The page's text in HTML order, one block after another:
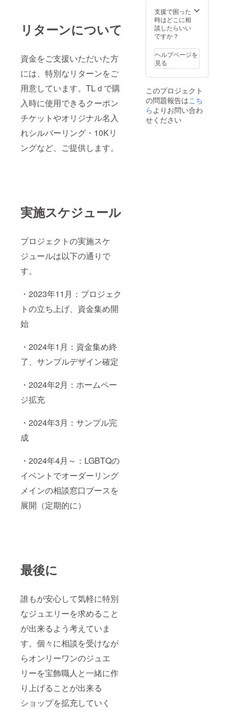
リターンについて
資金をご支援いただいた方
には、特別なリターンをご
用意しています。TLｄで購
入時に使用できるクーポン
チケットやオリジナル名入
れシルバーリング・10Kリ
ングなど、ご提供します。
実施スケジュール
プロジェクトの実施スケ
ジュールは以下の通りで
す。
・2023年11月：プロジェク
トの立ち上げ、資金集め開
始
・2024年1月：資金集め終
了、サンプルデザイン確定
・2024年2月：ホームペー
ジ拡充
・2024年3月：サンプル完
成
・2024年4月～：LGBTQの
イベントでオーダーリング
メインの相談窓口ブースを
展開（定期的に）
最後に
誰もが安心して気軽に特別
なジュエリーを求めること
が出来るよう考えていま
す。個々に相談を受けなが
らオンリーワンのジュエ
リーを宝飾職人と一緒に作
り上げることが出来る
ショップを拡充していく
ていた
だきま
す。
（打ち
をして
イメー
ジを聞
きアク
リーを
製造し
ます）
支援で困った
時はどこに相
談したらいい
ですか？
ヘルプページを
見る
このプロジェクト
の問題報告はこち
らよりお問い合わ
せください